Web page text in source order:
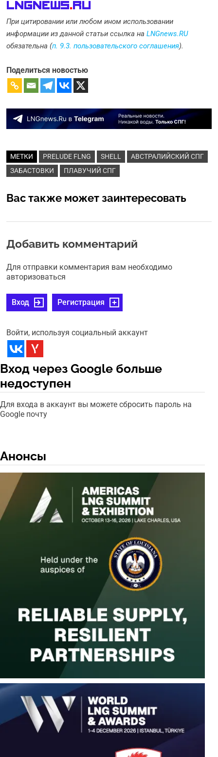
LNGnews. Ru
При цитировании или любом ином использовании
информации из данной статьи ссылка наLNGnews.RU
обязательна (п. 9.3. пользовательского соглашения).
Поделиться новостью
МЕТКИ PRELUDE FLNG SHELL
АВСТРАЛИЙСКИЙ СПГ
ЗАБАСТОВКИ
ПЛАВУЧИЙ СПГ
Вас также может заинтересовать
Добавить комментарий
Для отправки комментария вам необходимо
авторизоваться
Вход Регистрация
Войти, используя социальный аккаунт
Вход через Google больше
недоступен
Для входа в аккаунт вы можете сбросить пароль на
Google почту
Анонсы